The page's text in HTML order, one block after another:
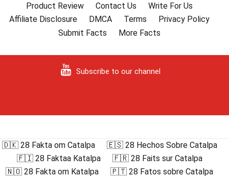
Product Review
Contact Us
Write For Us
Affiliate Disclosure
DMCA Terms
Privacy Policy
Submit Facts
More Facts
Subscribe to our channel
🇩🇰 28 Fakta om Catalpa
🇪🇸 28 Hechos Sobre Catalpa
🇫🇮 28 Faktaa Katalpa
🇫🇷 28 Faits sur Catalpa
🇳🇴 28 Fakta om Katalpa
🇵🇹 28 Fatos sobre Catalpa